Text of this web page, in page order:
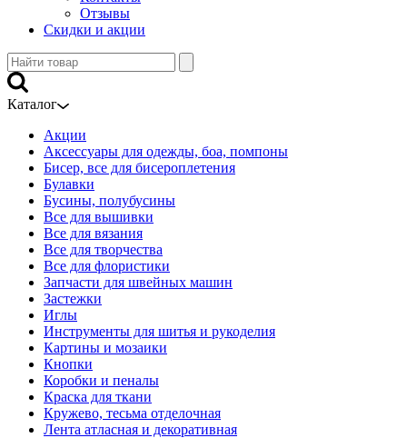
Отзывы
Скидки и акции
Каталог
Акции
Аксессуары для одежды, боа, помпоны
Бисер, все для бисероплетения
Булавки
Бусины, полубусины
Все для вышивки
Все для вязания
Все для творчества
Все для флористики
Запчасти для швейных машин
Застежки
Иглы
Инструменты для шитья и рукоделия
Картины и мозаики
Кнопки
Коробки и пеналы
Краска для ткани
Кружево, тесьма отделочная
Лента атласная и декоративная